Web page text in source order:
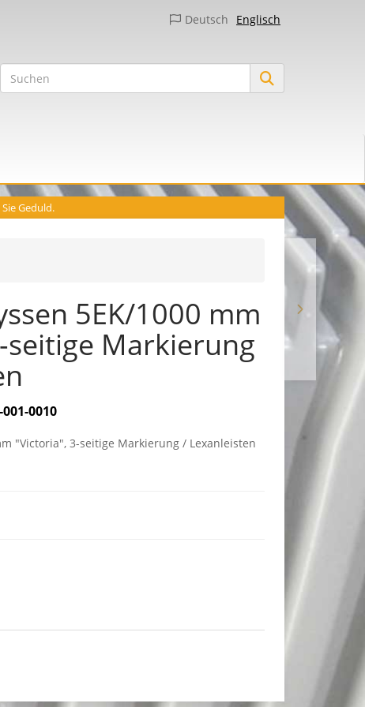
Englisch
Deutsch
Geduld.
5EK/1000 mm
seitige Markierung
001-0010
"Victoria", 3-seitige Markierung / Lexanleisten